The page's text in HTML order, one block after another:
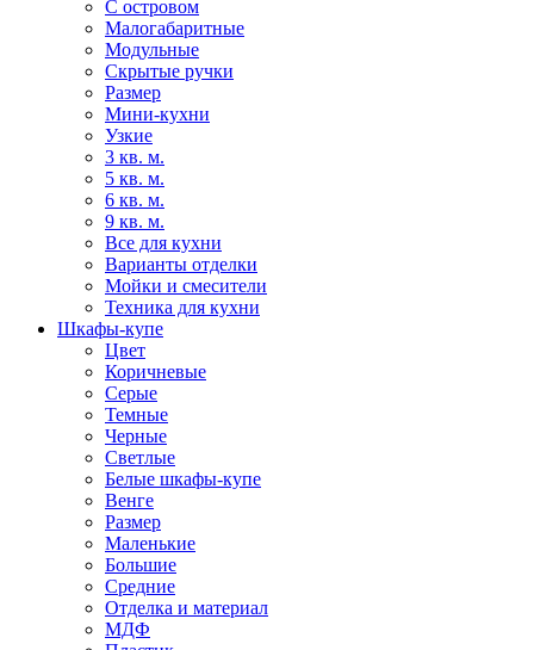
С островом
Малогабаритные
Модульные
Скрытые ручки
Размер
Мини-кухни
Узкие
3 кв. м.
5 кв. м.
6 кв. м.
9 кв. м.
Все для кухни
Варианты отделки
Мойки и смесители
Техника для кухни
Шкафы-купе
Цвет
Коричневые
Серые
Темные
Черные
Светлые
Белые шкафы-купе
Венге
Размер
Маленькие
Большие
Средние
Отделка и материал
МДФ